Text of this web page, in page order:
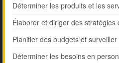
Déterminer les produits et les
Élaborer et diriger des stratégies
Planifier des budgets et
Déterminer les besoins en